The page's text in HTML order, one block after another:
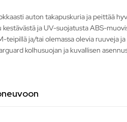
auton takapuskuria ja peittää
ja UV-suojatusta ABS-
teipillä ja/tai olemassa olevia ruuveja
kolhusuojan ja kuvallisen